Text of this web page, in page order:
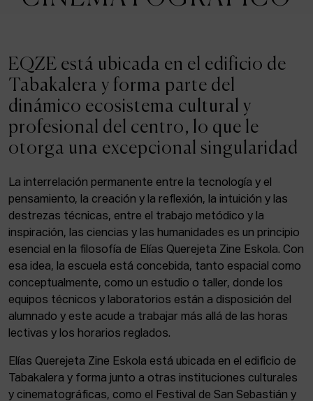
LA CASA DEL CINE
ACTUALIDAD
Admisión
Intranet
Facebook Equis Instagram
© Elías Querejeta Zine Eskola 2026
Tabakalera · Andre zigarrogileak plaza, 1
20012 Donostia / San Sebastián
T. 0034 943 545 005
E. info@zine-eskola.eus
EQZE está ubicada en el edificio de
Tabakalera y forma parte del
dinámico ecosistema cultural y
profesional del centro, lo que le
otorga una excepcional singularidad
La interrelación permanente entre la tecnología y el
pensamiento, la creación y la reflexión, la intuición y las
destrezas técnicas, entre el trabajo metódico y la
inspiración, las ciencias y las humanidades es un principio
esencial en la filosofía de Elías Querejeta Zine Eskola. Con
esa idea, la escuela está concebida, tanto espacial como
conceptualmente, como un estudio o taller, donde los
equipos técnicos y laboratorios están a disposición del
alumnado y este acude a trabajar más allá de las horas
lectivas y los horarios reglados.
Elías Querejeta Zine Eskola está ubicada en el edificio de
Tabakalera y forma junto a otras instituciones culturales
y cinematográficas, como el Festival de San Sebastián y